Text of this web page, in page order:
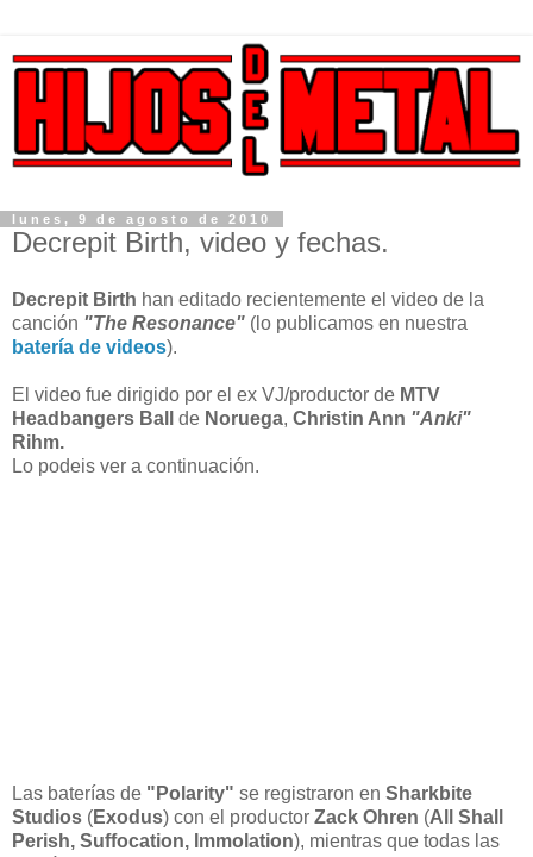
lunes, 9 de agosto de 2010
Decrepit Birth, video y fechas.
Decrepit Birth han editado recientemente el video de la
canción "The Resonance" (lo publicamos en nuestra
batería de videos).
El video fue dirigido por el ex VJ/productor de MTV
Headbangers Ball de Noruega, Christin Ann "Anki"
Rihm.
Lo podeis ver a continuación.
Las baterías de "Polarity" se registraron en Sharkbite
Studios (Exodus) con el productor Zack Ohren (All Shall
Perish, Suffocation, Immolation), mientras que todas las